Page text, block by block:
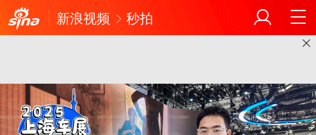
新浪视频 秒拍